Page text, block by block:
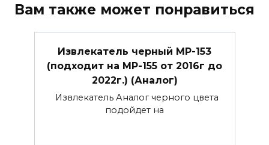
Вам также может понравиться
Извлекатель черный МР-153
(подходит на МР-155 от 2016г до
2022г.) (Аналог)
Извлекатель Аналог черного цвета
подойдет на